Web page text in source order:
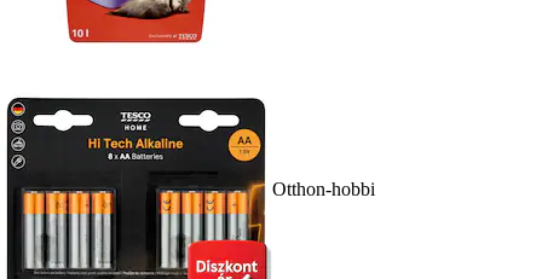
Otthon-hobbi